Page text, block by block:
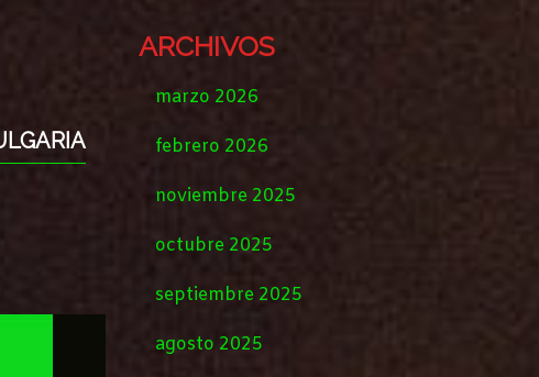
ARCHIVOS
marzo 2026
febrero 2026
noviembre 2025
octubre 2025
septiembre 2025
agosto 2025